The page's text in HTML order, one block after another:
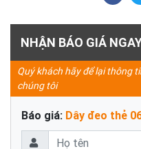
NHẬN BÁO GIÁ
Quý khách hãy để lại thông
chúng tôi
Báo giá: Dây đeo thẻ